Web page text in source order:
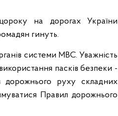
на дорогах України
гинуть.
системи МВС. Уважність
пасків безпеки -
дорожнього руху складних
Правил дорожнього